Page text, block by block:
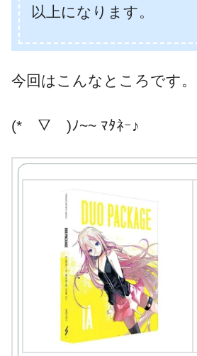
以上になります。
今回はこんなところです。
(*￣▽￣)ﾉ~~ ﾏﾀﾈｰ♪